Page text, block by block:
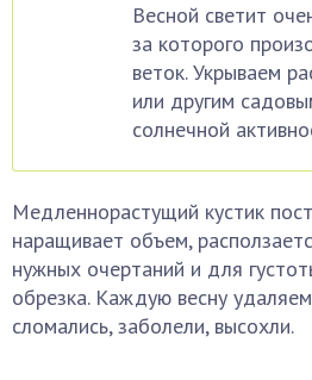
Весной светит
за которого
веток. Укрываем
или другим
солнечной
Медленнорастущий кустик
наращивает объем,
нужных очертаний и для
обрезка. Каждую весну
сломались, заболели, высохли.